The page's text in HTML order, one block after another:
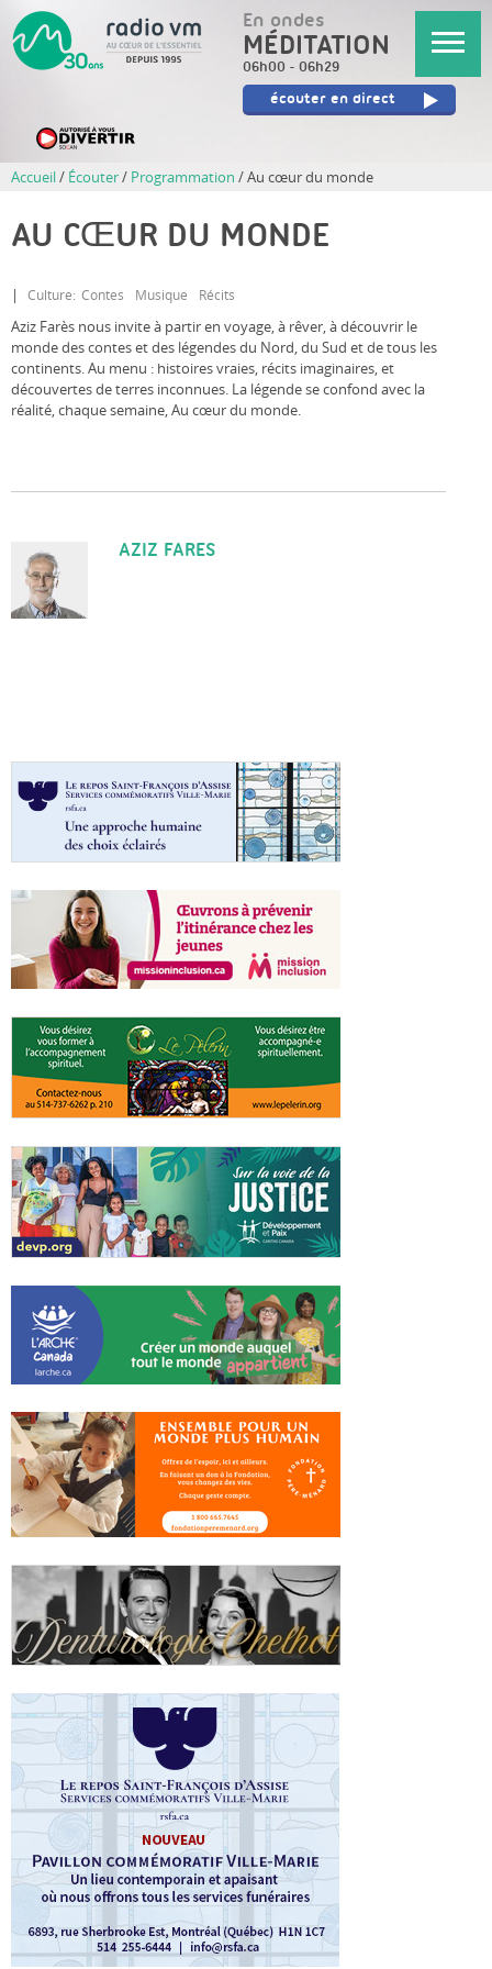
au
contenu
En ondes
MÉDITATION
06h00 - 06h29
écouter en direct
Accueil/ Écouter/ Programmation /Au cœur du monde
AU CŒUR DU MONDE
Culture Contes Musique Récits
Aziz Farès nous invite à partir en voyage, à rêver, à découvrir le
monde des contes et des légendes du Nord, du Sud et de tous les
continents. Au menu : histoires vraies, récits imaginaires, et
découvertes de terres inconnues. La légende se confond avec la
réalité, chaque semaine, Au cœur du monde.
AZIZ FARES